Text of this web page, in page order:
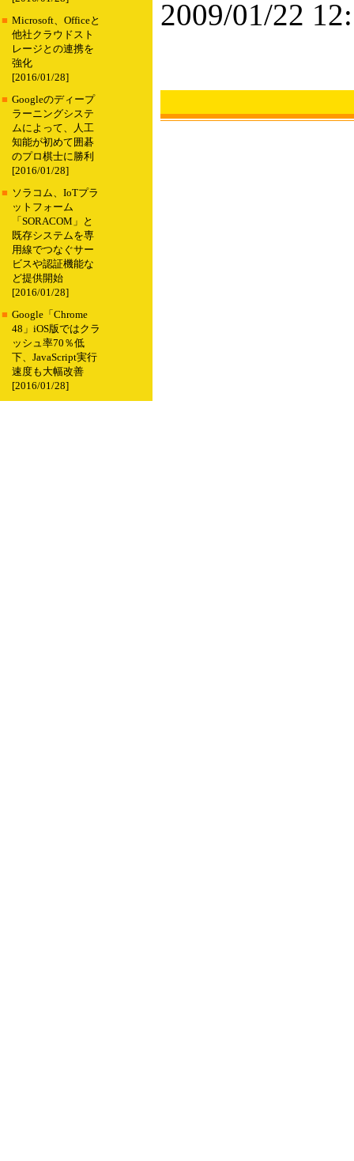
■ Microsoft、Officeと
他社クラウドスト
レージとの連携を
強化
[2016/01/28]
■ Googleのディープ
ラーニングシステ
ムによって、人工
知能が初めて囲碁
のプロ棋士に勝利
[2016/01/28]
■ ソラコム、IoTプラ
ットフォーム
「SORACOM」と
既存システムを専
用線でつなぐサー
ビスや認証機能な
ど提供開始
[2016/01/28]
■ Google「Chrome
48」iOS版ではクラ
ッシュ率70％低
下、JavaScript実行
速度も大幅改善
[2016/01/28]
2009/01/22